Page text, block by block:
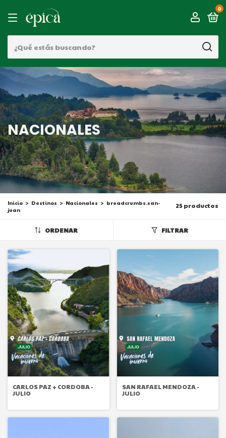
0
NACIONALES
Inicio > Destinos > Nacionales > breadcrumbs.san-
juan
25 productos
ORDENAR FILTRAR
CARLOS PAZ + CORDOBA -
JULIO
SAN RAFAEL MENDOZA -
JULIO